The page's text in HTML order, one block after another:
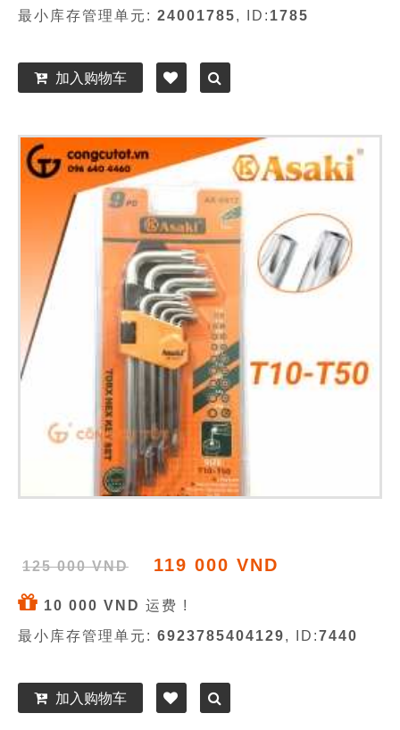
最小库存管理单元: 24001785, ID: 1785
加入购物车
125 000 VND 119 000 VND
10 000 VND 运费 !
最小库存管理单元: 6923785404129, ID:7440
加入购物车